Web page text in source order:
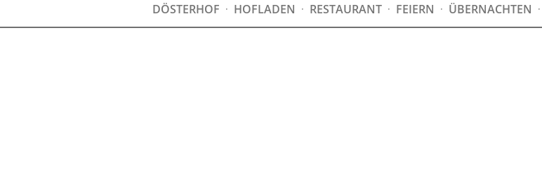
DÖSTERHOF HOFLADEN RESTAURANT FEIERN ÜBERNACHTEN